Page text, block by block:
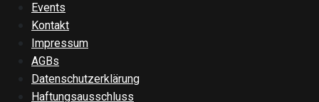
Events
Kontakt
Impressum
AGBs
Datenschutzerklärung
Haftungsausschluss